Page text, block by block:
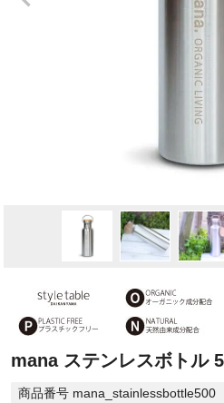
mana ステンレスボトル
商品番号 mana_stainlessbottle500